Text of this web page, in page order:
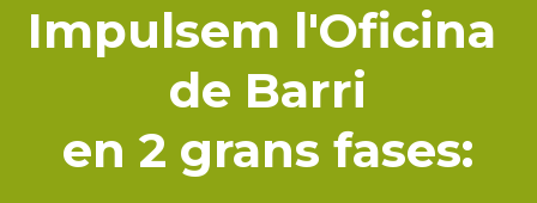
Impulsem l'Oficina
de Barri
en 2 grans fases: